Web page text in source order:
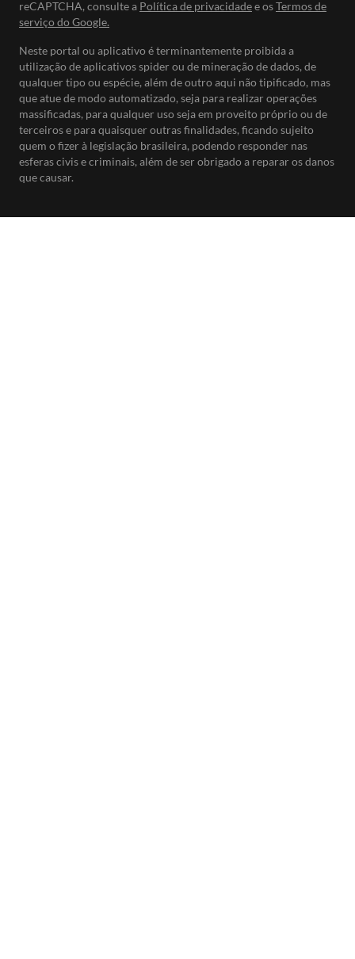
reCAPTCHA, consulte a Política de privacidadee osTermos de
serviço do Google.
Neste portal ou aplicativo é terminantemente proibida a
utilização de aplicativos spider ou de mineração de dados, de
qualquer tipo ou espécie, além de outro aqui não tipificado, mas
que atue de modo automatizado, seja para realizar operações
massificadas, para qualquer uso seja em proveito próprio ou de
terceiros e para quaisquer outras finalidades, ficando sujeito
quem o fizer à legislação brasileira, podendo responder nas
esferas civis e criminais, além de ser obrigado a reparar os danos
que causar.